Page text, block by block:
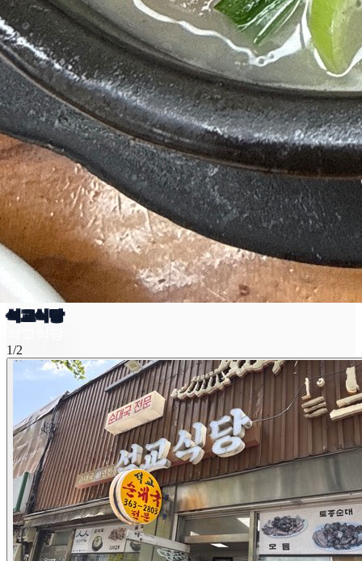
석교식당
1/2